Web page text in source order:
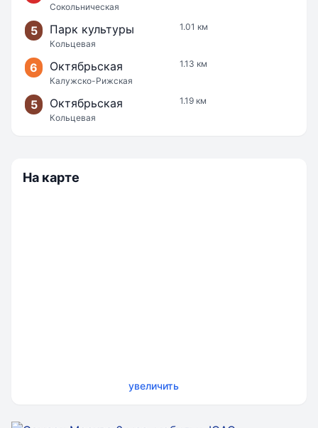
Сокольническая
5 Парк культуры
Кольцевая
1.01 км
6 Октябрьская
Калужско-Рижская
1.13 км
5 Октябрьская
Кольцевая
1.19 км
На карте
увеличить